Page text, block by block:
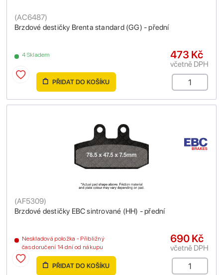
Brzdové destičky Brenta standard (GG) - přední
(AC6487)
4 Skladem 473 Kč
včetně DPH
PŘIDAT DO KOŠÍKU
Brzdové destičky EBC sintrované (HH) - přední
(AF5309)
Neskladová položka - Přibližný
čas doručení 14 dní od nákupu
690 Kč
včetně DPH
PŘIDAT DO KOŠÍKU